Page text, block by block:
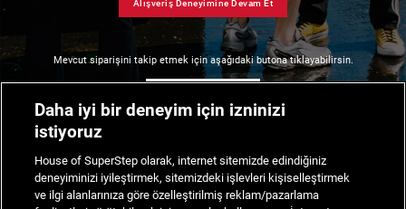
Alışveriş Deneyimine Devam Et
Mevcut siparişini takip etmek için aşağıdaki butona tıklayabilirsin.
Daha iyi bir deneyim için izninizi
istiyoruz
House of SuperStep olarak, internet sitemizde edindiğiniz
deneyiminizi iyileştirmek, sitemizdeki işlevleri kişiselleştirmek
ve ilgi alanlarınıza göre özelleştirilmiş reklam/pazarlama